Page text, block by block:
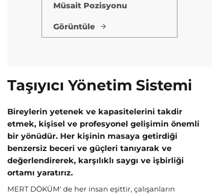
Müsait Pozisyonu
Görüntüle
Taşıyıcı Yönetim Sistemi
Bireylerin yetenek ve kapasitelerini takdir
etmek, kişisel ve profesyonel gelişimin önemli
bir yönüdür. Her kişinin masaya getirdiği
benzersiz beceri ve güçleri tanıyarak ve
değerlendirerek, karşılıklı saygı ve işbirliği
ortamı yaratırız.
MERT DÖKÜM' de her insan eşittir, çalışanların